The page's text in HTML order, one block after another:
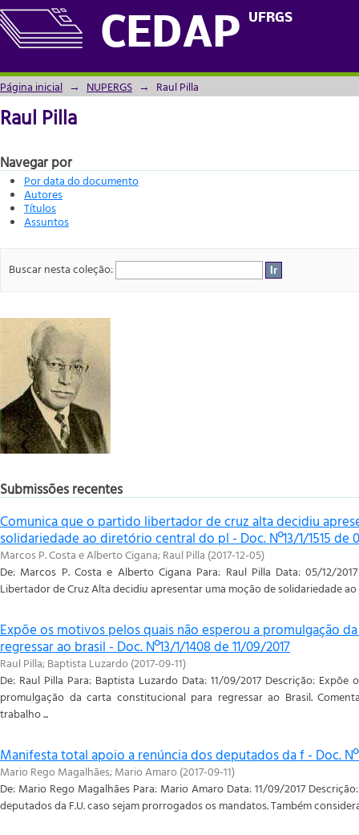
CEDAP UFRGS
Raul Pilla
Página inicial → NUPERGS → Raul Pilla
Raul Pilla
Navegar por
Por data do documento
Autores
Títulos
Assuntos
Buscar nesta coleção:
Submissões recentes
Comunica que o partido libertador de cruz alta decidiu
solidariedade ao diretório central do pl - Doc. Nº13/1/1515 de
Marcos P. Costa e Alberto Cigana;Raul Pilla (2017-12-05)
De: Marcos P. Costa e Alberto Cigana Para: Raul Pilla Data: 05/12/
Libertador de Cruz Alta decidiu apresentar uma moção de solidariedade
Expõe os motivos pelos quais não esperou a promulgação
regressar ao brasil - Doc. Nº13/1/1408 de 11/09/2017
Raul Pilla;Baptista Luzardo(2017-09-11)
De: Raul Pilla Para: Baptista Luzardo Data: 11/09/2017 Descrição:
promulgação da carta constitucional para regressar ao Brasil.
trabalho ...
Manifesta total apoio a renúncia dos deputados da f - Doc.
Mario Rego Magalhães;Mario Amaro(2017-09-11)
De: Mario Rego Magalhães Para: Mario Amaro Data: 11/09/2017
deputados da F.U. caso sejam prorrogados os mandatos. Também